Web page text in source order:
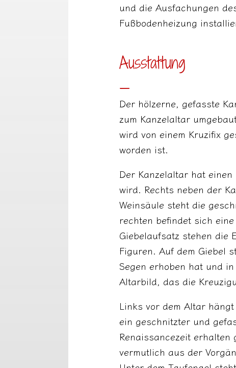
und die Ausfachungen
Fußbodenheizung
Ausstattung
_
Der hölzerne, gefasste
zum Kanzelaltar
wird von einem Kruzifix
worden ist.
Der Kanzelaltar hat
wird. Rechts neben der
Weinsäule steht die
rechten befindet sich
Giebelaufsatz stehen die
Figuren. Auf dem Giebel
Segen erhoben hat und
Altarbild, das die
Links vor dem Altar
ein geschnitzter und
Renaissancezeit
vermutlich aus der